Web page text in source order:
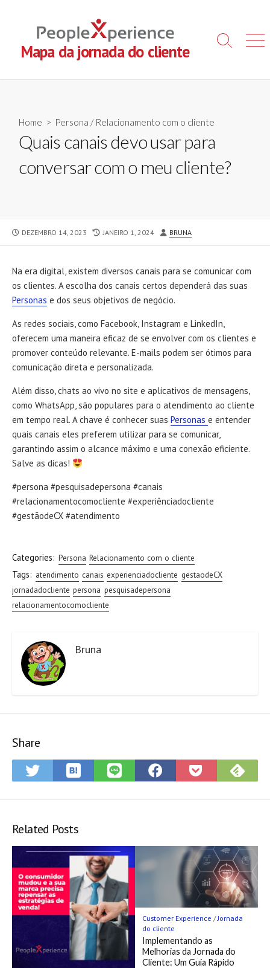
content
Mapa da jornada do cliente
Search
Home > Persona / Relacionamento com o cliente
Quais canais devo usar para
conversar com o meu cliente?
PUBLISHED
DEZEMBRO 14, 2023
LAST
JANEIRO 1, 2024 AUTHOR
BRUNA
Na era digital, existem diversos canais para se comunicar com
os clientes. A escolha dos canais certos dependerá das suas
Personas e dos seus objetivos de negócio.
As redes sociais, como Facebook, Instagram e LinkedIn,
oferecem uma maneira eficaz de se envolver com os clientes e
promover conteúdo relevante. E-mails podem ser ótimos para
comunicação direta e personalizada.
Além disso, chats ao vivo no site e aplicativos de mensagens,
como WhatsApp, são populares para o atendimento ao cliente
em tempo real. A chave é conhecer suas Personas e entender
quais canais eles preferem utilizar para se comunicar,
garantindo assim o alcance máximo e uma conexão eficiente.
Salve as dicas!
#persona #pesquisadepersona #canais
#relacionamentocomocliente #experiênciadocliente
#gestãodeCX #atendimento
Categories: Persona Relacionamento com o cliente
Tags: atendimento canais experienciadocliente gestaodeCX
jornadadocliente persona pesquisadepersona
relacionamentocomocliente
Bruna
Share
Share
on
Save
to
Share
on
Share
on
Save
to
on
Related Posts
Customer Experience /Jornada
do cliente
Implementando as
Melhorias da Jornada do
Cliente: Um Guia Rápido